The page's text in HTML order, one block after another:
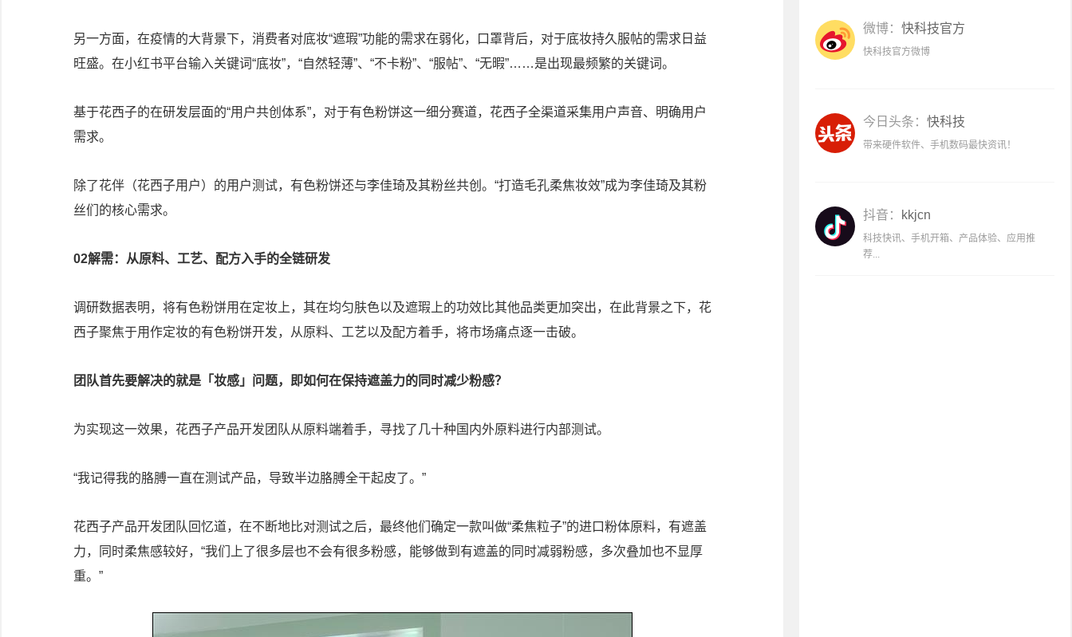
另一方面，在疫情的大背景下，消费者对底妆“遮瑕”功能的需求在弱化，口罩背后，对于底妆持久服帖的需求日益
旺盛。在小红书平台输入关键词“底妆”，“自然轻薄”、“不卡粉”、“服帖”、“无暇”……是出现最频繁的关键词。
基于花西子的在研发层面的“用户共创体系”，对于有色粉饼这一细分赛道，花西子全渠道采集用户声音、明确用户
需求。
除了花伴（花西子用户）的用户测试，有色粉饼还与李佳琦及其粉丝共创。“打造毛孔柔焦妆效”成为李佳琦及其粉
丝们的核心需求。
02解需： 从原料、工艺、配方入手的全链研发
调研数据表明，将有色粉饼用在定妆上，其在均匀肤色以及遮瑕上的功效比其他品类更加突出，在此背景之下，花
西子聚焦于用作定妆的有色粉饼开发，从原料、工艺以及配方着手，将市场痛点逐一击破。
团队首先要解决的就是「妆感」问题，即如何在保持遮盖力的同时减少粉感？
为实现这一效果，花西子产品开发团队从原料端着手，寻找了几十种国内外原料进行内部测试。
“我记得我的胳膊一直在测试产品，导致半边胳膊全干起皮了。”
花西子产品开发团队回忆道，在不断地比对测试之后，最终他们确定一款叫做“柔焦粒子”的进口粉体原料，有遮盖
力，同时柔焦感较好，“我们上了很多层也不会有很多粉感，能够做到有遮盖的同时减弱粉感，多次叠加也不显厚
重。”
微博： 快科技官方
快科技官方微博
今日头条： 快科技
带来硬件软件、手机数码最快资讯！
抖音： kkjcn
科技快讯、手机开箱、产品体验、应用推
荐...